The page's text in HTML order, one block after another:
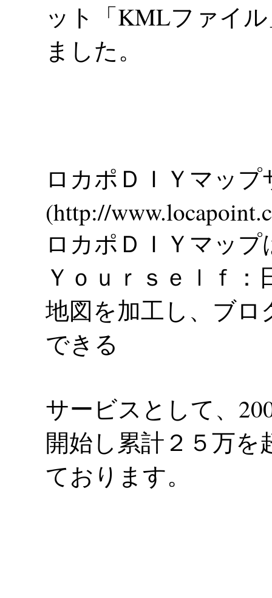
ット「KMLファイ
ました。
ロカポＤＩＹマッ
(http://
ロカポＤＩＹマッ
Ｙｏｕｒｓｅｌｆ
地図を加工し、ブ
できる
サービスとして、
開始し累計２５万
ております。